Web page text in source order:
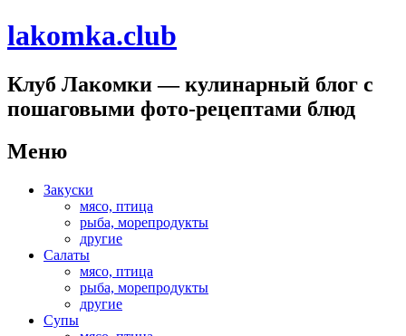
lakomka.club
Клуб Лакомки — кулинарный блог с
пошаговыми фото-рецептами блюд
Меню
Перейти
содержимому
Закуски
мясо, птица
рыба, морепродукты
другие
Салаты
мясо, птица
рыба, морепродукты
другие
Супы